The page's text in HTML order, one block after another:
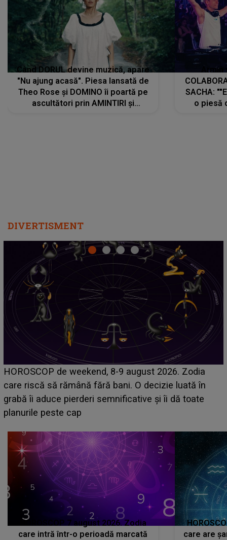
Când DORUL devine muzică, apare
"Nu ajung acasă". Piesa lansată de
Theo Rose și DOMINO îi poartă pe
ascultători prin AMINTIRI și
SACHA:
o piesă
DIVERTISMENT
Emanuel a ținut ACEST DETALIU ASCUNS până
acum! În fața Alexandrei, concurentul din Casa Iubirii
face o MĂRTURISIRE NEAȘTEPTATĂ despre mama
sa: "I-am spus și ei în față, eu nu te iubesc pentru
HOROSCOP 7 august 2026. Zodia
care intră într-o perioadă marcată
care are